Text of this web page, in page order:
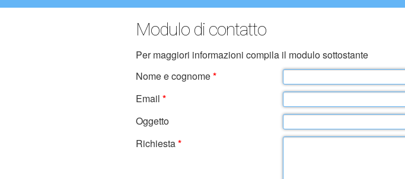
Modulo di contatto
Per maggiori informazioni compila il modulo sottostante
Nome e cognome*
Email *
Oggetto
Richiesta*